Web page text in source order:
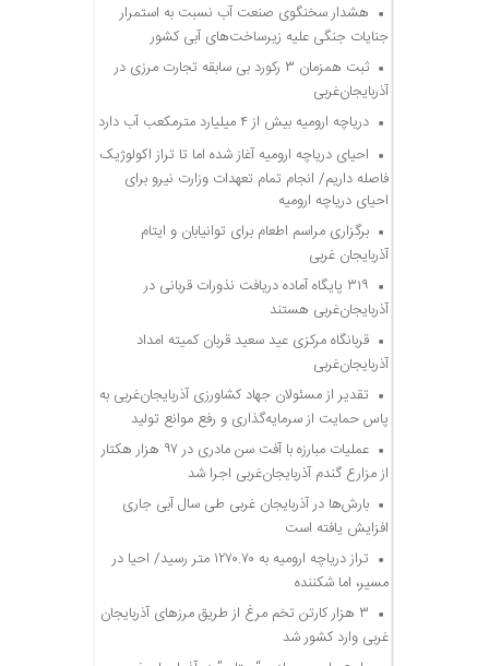
هشدار سخنگوی صنعت آب نسبت به استمرار
جنایات جنگی علیه زیرساخت‌های آبی کشور
ثبت همزمان ۳ رکورد بی سابقه تجارت مرزی در
آذربایجان‌غربی
دریاچه ارومیه بیش از ۴ میلیارد مترمکعب آب دارد
احیای دریاچه ارومیه آغاز شده اما تا تراز اکولوژیک
فاصله داریم/ انجام تمام تعهدات وزارت نیرو برای
احیای دریاچه ارومیه
برگزاری مراسم اطعام برای توانیابان و ایتام
آذربایجان غربی
۳۱۹ پایگاه آماده دریافت نذورات قربانی در
آذربایجان‌غربی هستند
قربانگاه مرکزی عید سعید قربان کمیته امداد
آذربایجان‌غربی
تقدیر از مسئولان جهاد کشاورزی آذربایجان‌غربی به
پاس حمایت از سرمایه‌گذاری و رفع موانع تولید
عملیات مبارزه با آفت سن مادری در ۹۷ هزار هکتار
از مزارع گندم آذربایجان‌غربی اجرا شد
بارش‌ها در آذربایجان غربی طی سال آبی جاری
افزایش یافته است
تراز دریاچه ارومیه به ۱۲۷۰.۷۰ متر رسید/ احیا در
مسیر، اما شکننده
۳ هزار کارتن تخم مرغ از طریق مرزهای آذربایجان
غربی وارد کشور شد